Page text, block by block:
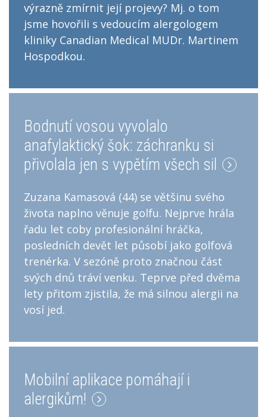
výrazně zmírnit její projevy? Mj. o tom
jsme hovořili s vedoucím alergologem
kliniky Canadian Medical MUDr. Martinem
Hospodkou.
Bodnutí vosou vyvolalo
anafylaktický šok: záchranku si
přivolala jen s vypětím všech sil
Zuzana Kamasová (44) se většinu svého
života naplno věnuje golfu. Nejprve hrála
řadu let coby profesionální hráčka,
posledních devět let působí jako golfová
trenérka. V sezóně proto značnou část
svých dnů tráví venku. Teprve před dvěma
lety přitom zjistila, že má silnou alergii na
vosí jed.
Mobilní aplikace pomáhají i
alergikům!